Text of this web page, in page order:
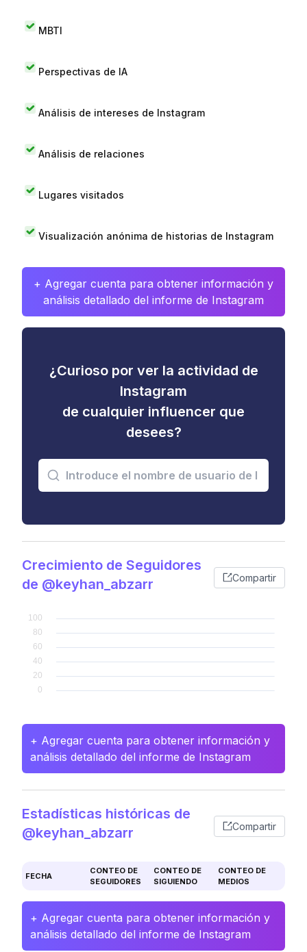
MBTI
Perspectivas de IA
Análisis de intereses de Instagram
Análisis de relaciones
Lugares visitados
Visualización anónima de historias de Instagram
+ Agregar cuenta para obtener información y
análisis detallado del informe de Instagram
¿Curioso por ver la actividad de
Instagram
de cualquier influencer que
desees?
Crecimiento de Seguidores
de @keyhan_abzarr
Compartir
+ Agregar cuenta para obtener información y
análisis detallado del informe de Instagram
Estadísticas históricas de
@keyhan_abzarr
Compartir
FECHA
CONTEO DE
SEGUIDORES
CONTEO DE
SIGUIENDO
CONTEO DE
MEDIOS
+ Agregar cuenta para obtener información y
análisis detallado del informe de Instagram